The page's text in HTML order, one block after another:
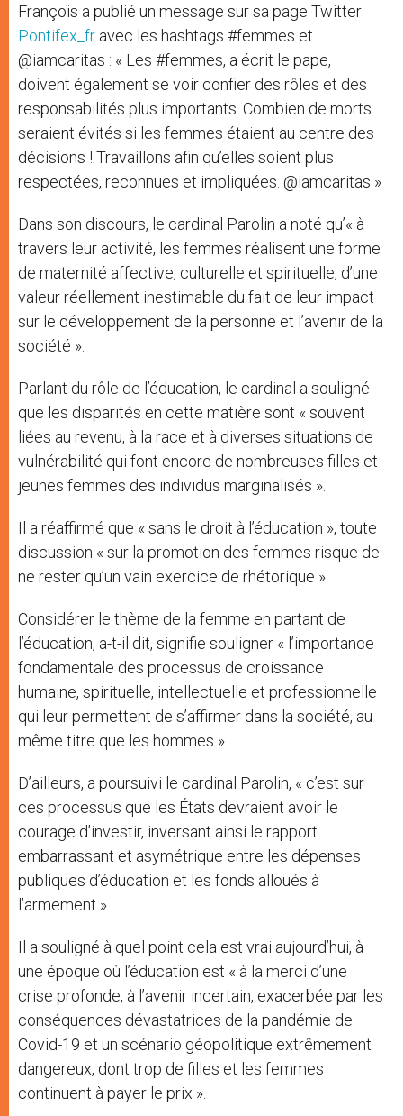
François a publié un message sur sa page Twitter
Pontifex_fr avec les hashtags #femmes et
@iamcaritas : « Les #femmes, a écrit le pape,
doivent également se voir confier des rôles et des
responsabilités plus importants. Combien de morts
seraient évités si les femmes étaient au centre des
décisions ! Travaillons afin qu’elles soient plus
respectées, reconnues et impliquées. @iamcaritas »
Dans son discours, le cardinal Parolin a noté qu’« à
travers leur activité, les femmes réalisent une forme
de maternité affective, culturelle et spirituelle, d’une
valeur réellement inestimable du fait de leur impact
sur le développement de la personne et l’avenir de la
société ».
Parlant du rôle de l’éducation, le cardinal a souligné
que les disparités en cette matière sont « souvent
liées au revenu, à la race et à diverses situations de
vulnérabilité qui font encore de nombreuses filles et
jeunes femmes des individus marginalisés ».
Il a réaffirmé que « sans le droit à l’éducation », toute
discussion « sur la promotion des femmes risque de
ne rester qu’un vain exercice de rhétorique ».
Considérer le thème de la femme en partant de
l’éducation, a-t-il dit, signifie souligner « l’importance
fondamentale des processus de croissance
humaine, spirituelle, intellectuelle et professionnelle
qui leur permettent de s’affirmer dans la société, au
même titre que les hommes ».
D’ailleurs, a poursuivi le cardinal Parolin, « c’est sur
ces processus que les États devraient avoir le
courage d’investir, inversant ainsi le rapport
embarrassant et asymétrique entre les dépenses
publiques d’éducation et les fonds alloués à
l’armement ».
Il a souligné à quel point cela est vrai aujourd’hui, à
une époque où l’éducation est « à la merci d’une
crise profonde, à l’avenir incertain, exacerbée par les
conséquences dévastatrices de la pandémie de
Covid-19 et un scénario géopolitique extrêmement
dangereux, dont trop de filles et les femmes
continuent à payer le prix ».